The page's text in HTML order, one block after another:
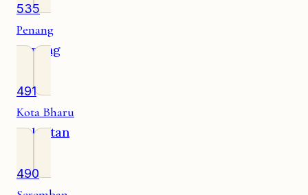
535
Penang
Penang
491
Kota Bharu
Kelantan
490